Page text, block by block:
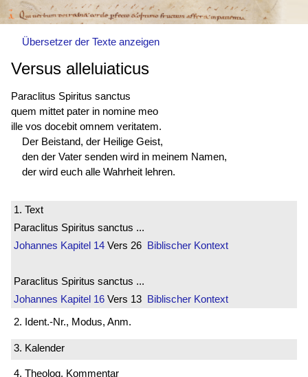
Übersetzer der Texte anzeigen
Versus alleluiaticus
Paraclitus Spiritus sanctus
quem mittet pater in nomine meo
ille vos docebit omnem veritatem.
Der Beistand, der Heilige Geist,
den der Vater senden wird in meinem Namen,
der wird euch alle Wahrheit lehren.
1. Text
Paraclitus Spiritus sanctus ...
Johannes Kapitel 14 Vers 26 Biblischer Kontext
Paraclitus Spiritus sanctus ...
Johannes Kapitel 16 Vers 13 Biblischer Kontext
2. Ident.-Nr., Modus, Anm.
3. Kalender
4. Theolog. Kommentar